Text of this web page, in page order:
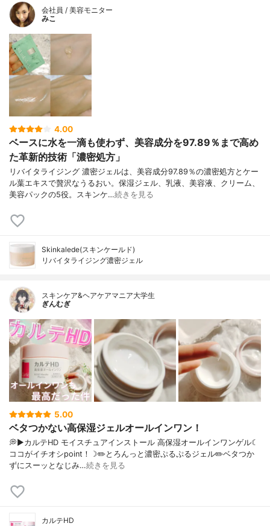
会社員 / 美容モニター
みこ
4.00
ベースに水を一滴も使わず、美容成分を97.89％まで高め
た革新的技術「濃密処方」
リバイタライジング 濃密ジェルは、美容成分97.89％の濃密処方とケー
ル葉エキスで贅沢なうるおい。保湿ジェル、乳液、美容液、クリーム、
美容パックの5役。スキンケ…続きを見る
Skinkalede(スキンケールド)
リバイタライジング濃密ジェル
スキンケア&ヘアケアマニア大学生
ぎんむぎ
5.00
ベタつかない高保湿ジェルオールインワン！
💭▶️カルテHD モイスチュアインストール 高保湿オールインワンゲル☾
ココがイチオシpoint！☽✏️とろんっと濃密ぷるぷるジェル✏️ベタつか
ずにスーッとなじみ…続きを見る
カルテHD